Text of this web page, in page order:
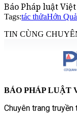
Báo Pháp luật
Tags:tác thửaHớn
TIN CÙNG
BÁO PHÁP LUẬT
Chuyên trang